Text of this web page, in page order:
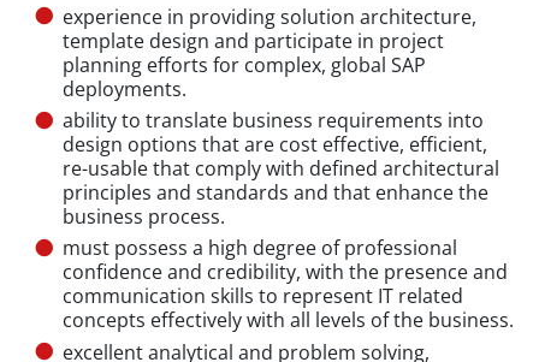
experience in providing solution architecture,
template design and participate in project
planning efforts for complex, global SAP
deployments.
ability to translate business requirements into
design options that are cost effective, efficient,
re-usable that comply with defined architectural
principles and standards and that enhance the
business process.
must possess a high degree of professional
confidence and credibility, with the presence and
communication skills to represent IT related
concepts effectively with all levels of the business.
excellent analytical and problem solving,